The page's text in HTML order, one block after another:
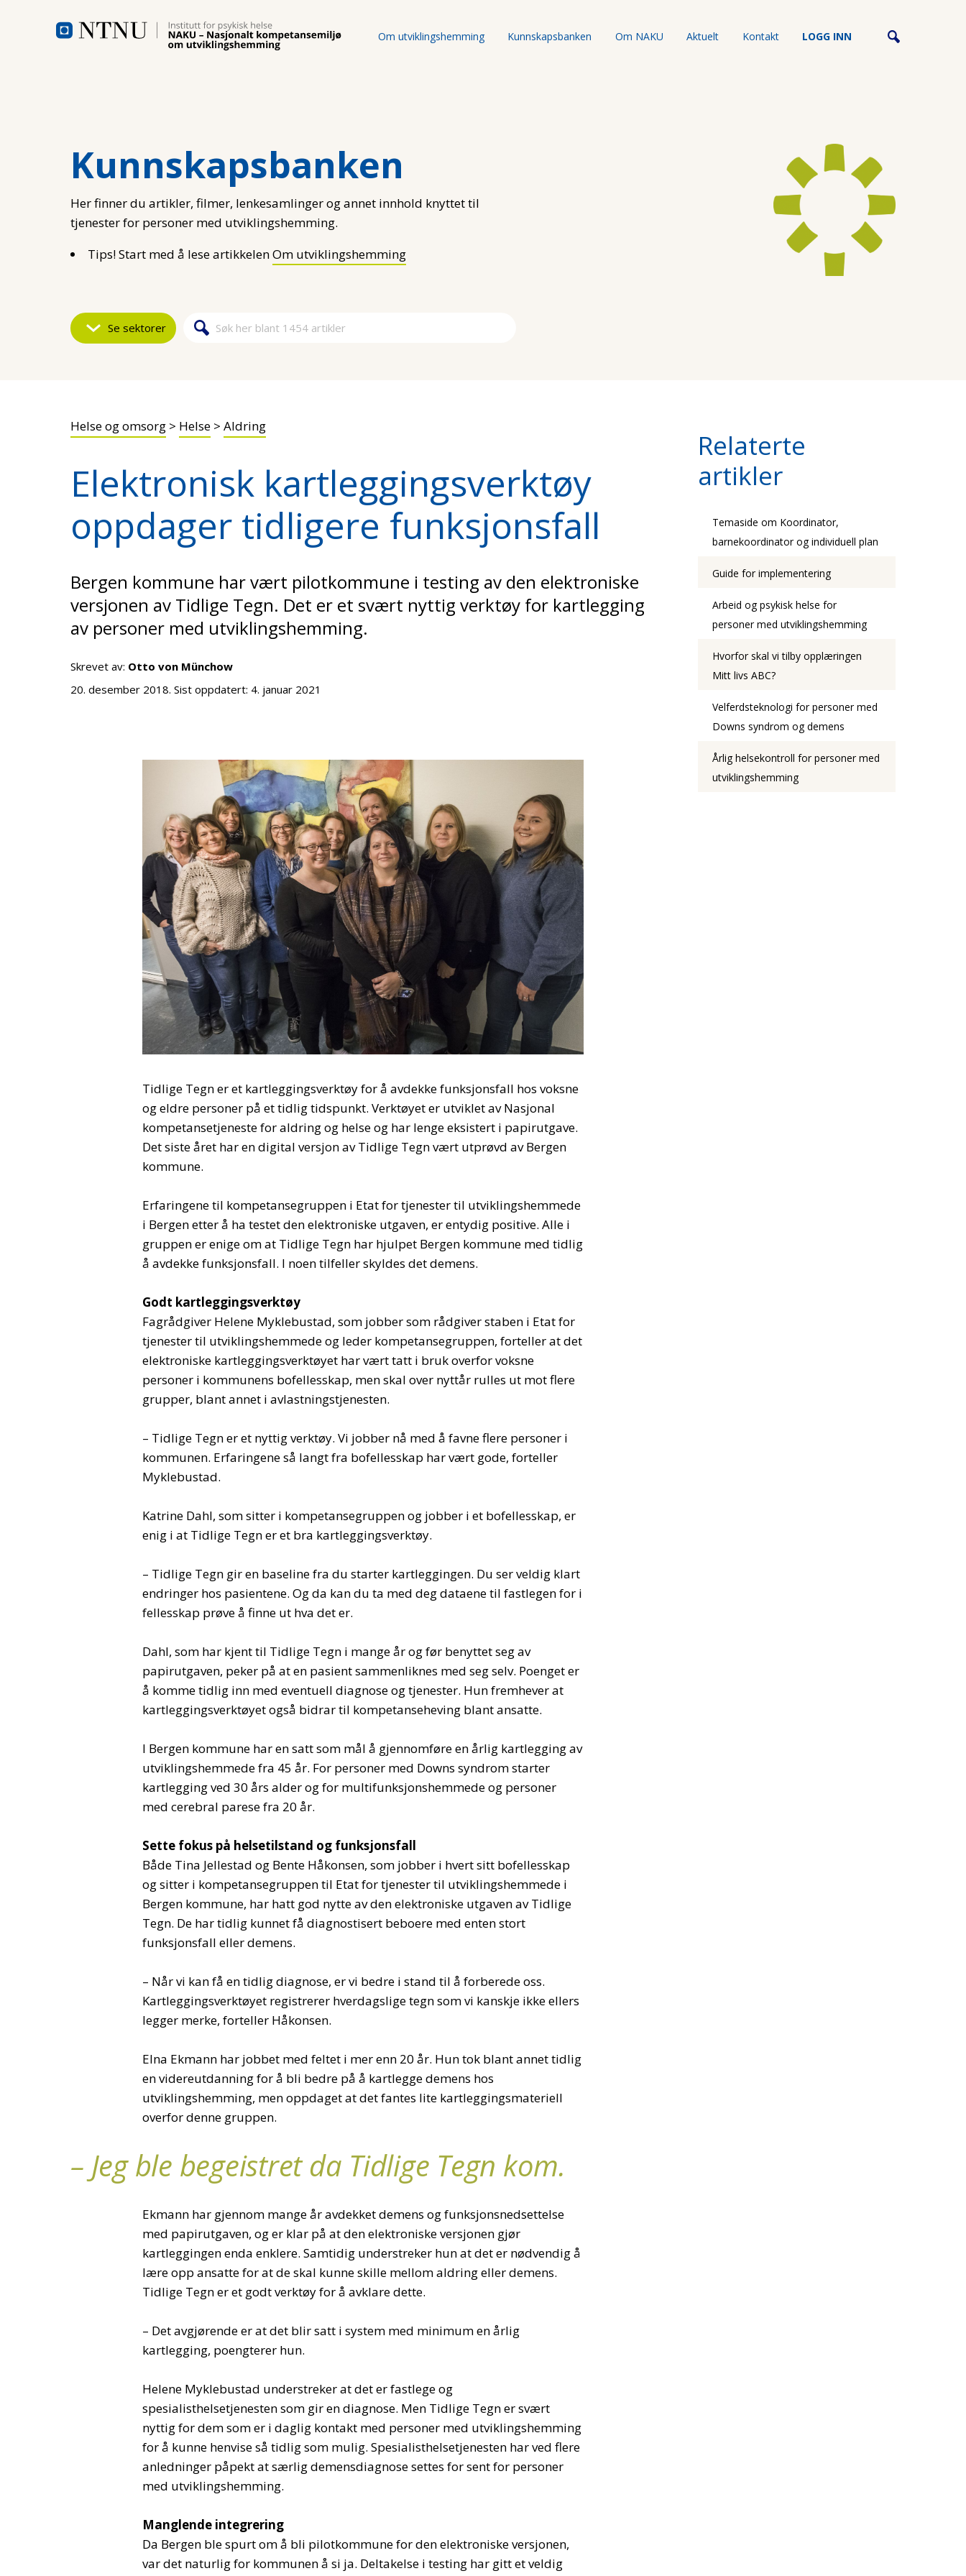
Om utviklingshemming Kunnskapsbanken Om NAKU Aktuelt Kontakt LOGG INN
Kunnskapsbanken
Her finner du artikler, filmer, lenkesamlinger og annet innhold knyttet til
tjenester for personer med utviklingshemming.
Tips! Start med å lese artikkelenOm utviklingshemming
Se sektorer Søkeskjema
Søk
Helse og omsorg > Helse > Aldring
Elektronisk kartleggingsverktøy
oppdager tidligere funksjonsfall
Bergen kommune har vært pilotkommune i testing av den elektroniske
versjonen av Tidlige Tegn. Det er et svært nyttig verktøy for kartlegging
av personer med utviklingshemming.
Skrevet av: Otto von Münchow
20. desember 2018. Sist oppdatert: 4. januar 2021
Tidlige Tegn er et kartleggingsverktøy for å avdekke funksjonsfall hos voksne
og eldre personer på et tidlig tidspunkt. Verktøyet er utviklet av Nasjonal
kompetansetjeneste for aldring og helse og har lenge eksistert i papirutgave.
Det siste året har en digital versjon av Tidlige Tegn vært utprøvd av Bergen
kommune.
Erfaringene til kompetansegruppen i Etat for tjenester til utviklingshemmede
i Bergen etter å ha testet den elektroniske utgaven, er entydig positive. Alle i
gruppen er enige om at Tidlige Tegn har hjulpet Bergen kommune med tidlig
å avdekke funksjonsfall. I noen tilfeller skyldes det demens.
Godt kartleggingsverktøy
Fagrådgiver Helene Myklebustad, som jobber som rådgiver staben i Etat for
tjenester til utviklingshemmede og leder kompetansegruppen, forteller at det
elektroniske kartleggingsverktøyet har vært tatt i bruk overfor voksne
personer i kommunens bofellesskap, men skal over nyttår rulles ut mot flere
grupper, blant annet i avlastningstjenesten.
– Tidlige Tegn er et nyttig verktøy. Vi jobber nå med å favne flere personer i
kommunen. Erfaringene så langt fra bofellesskap har vært gode, forteller
Myklebustad.
Katrine Dahl, som sitter i kompetansegruppen og jobber i et bofellesskap, er
enig i at Tidlige Tegn er et bra kartleggingsverktøy.
– Tidlige Tegn gir en baseline fra du starter kartleggingen. Du ser veldig klart
endringer hos pasientene. Og da kan du ta med deg dataene til fastlegen for i
fellesskap prøve å finne ut hva det er.
Dahl, som har kjent til Tidlige Tegn i mange år og før benyttet seg av
papirutgaven, peker på at en pasient sammenliknes med seg selv. Poenget er
å komme tidlig inn med eventuell diagnose og tjenester. Hun fremhever at
kartleggingsverktøyet også bidrar til kompetanseheving blant ansatte.
I Bergen kommune har en satt som mål å gjennomføre en årlig kartlegging av
utviklingshemmede fra 45 år. For personer med Downs syndrom starter
kartlegging ved 30 års alder og for multifunksjonshemmede og personer
med cerebral parese fra 20 år.
Sette fokus på helsetilstand og funksjonsfall
Både Tina Jellestad og Bente Håkonsen, som jobber i hvert sitt bofellesskap
og sitter i kompetansegruppen til Etat for tjenester til utviklingshemmede i
Bergen kommune, har hatt god nytte av den elektroniske utgaven av Tidlige
Tegn. De har tidlig kunnet få diagnostisert beboere med enten stort
funksjonsfall eller demens.
– Når vi kan få en tidlig diagnose, er vi bedre i stand til å forberede oss.
Kartleggingsverktøyet registrerer hverdagslige tegn som vi kanskje ikke ellers
legger merke, forteller Håkonsen.
Elna Ekmann har jobbet med feltet i mer enn 20 år. Hun tok blant annet tidlig
en videreutdanning for å bli bedre på å kartlegge demens hos
utviklingshemming, men oppdaget at det fantes lite kartleggingsmateriell
overfor denne gruppen.
– Jeg ble begeistret da Tidlige Tegn kom.
Ekmann har gjennom mange år avdekket demens og funksjonsnedsettelse
med papirutgaven, og er klar på at den elektroniske versjonen gjør
kartleggingen enda enklere. Samtidig understreker hun at det er nødvendig å
lære opp ansatte for at de skal kunne skille mellom aldring eller demens.
Tidlige Tegn er et godt verktøy for å avklare dette.
– Det avgjørende er at det blir satt i system med minimum en årlig
kartlegging, poengterer hun.
Helene Myklebustad understreker at det er fastlege og
spesialisthelsetjenesten som gir en diagnose. Men Tidlige Tegn er svært
nyttig for dem som er i daglig kontakt med personer med utviklingshemming
for å kunne henvise så tidlig som mulig. Spesialisthelsetjenesten har ved flere
anledninger påpekt at særlig demensdiagnose settes for sent for personer
med utviklingshemming.
Manglende integrering
Da Bergen ble spurt om å bli pilotkommune for den elektroniske versjonen,
var det naturlig for kommunen å si ja. Deltakelse i testing har gitt et veldig
Relaterte
artikler
Temaside om Koordinator,
barnekoordinator og individuell plan
Guide for implementering
Arbeid og psykisk helse for
personer med utviklingshemming
Hvorfor skal vi tilby opplæringen
Mitt livs ABC?
Velferdsteknologi for personer med
Downs syndrom og demens
Årlig helsekontroll for personer med
utviklingshemming